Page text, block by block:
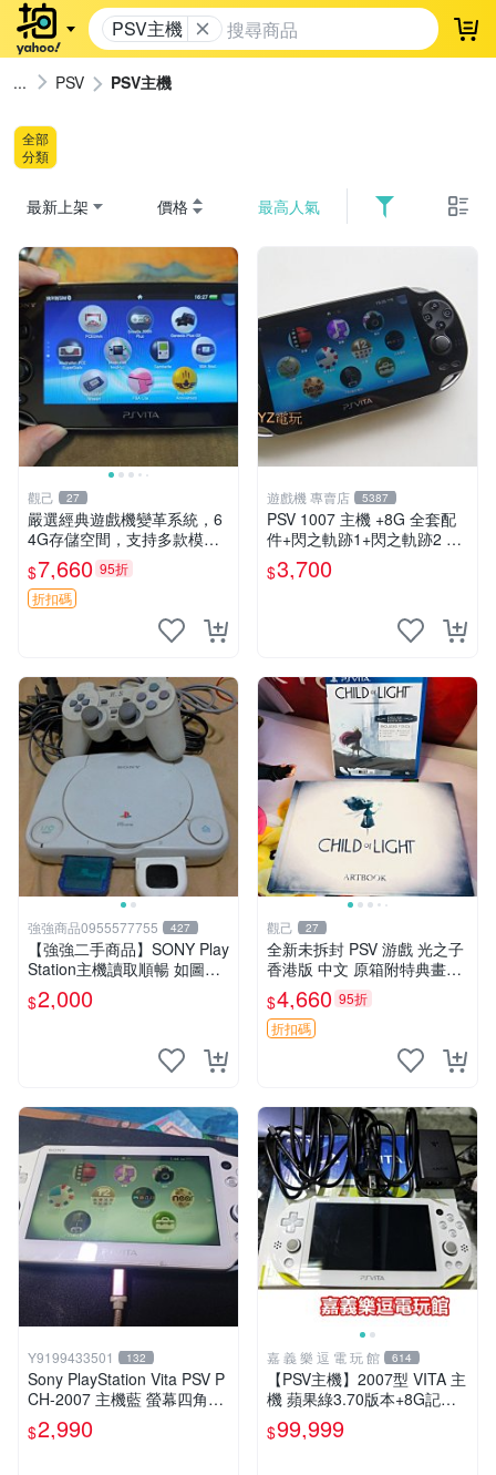
PSV主機 登
PSV PSV主機
全部
分類
最新上架 價格 最高人氣
觀己 27
嚴選經典遊戲機變革系統，6
4G存儲空間，支持多款模擬
器享受懷舊樂趣 黑店版 PSV
游戲 模擬器
$7,660 95折
折扣碼
遊戲機 專賣店 5387
PSV 1007 主機 +8G 全套配
件+閃之軌跡1+閃之軌跡2 保
修一年 品質有保障
$3,700
強強商品0955577755 427
【強強二手商品】SONY Play
Station主機讀取順暢 如圖全
部 ! 外觀完整乾淨
$2,000
觀己 27
全新未拆封 PSV 游戲 光之子
香港版 中文 原箱附特典畫冊
輝耀上市嚴選商品 光之子 港
版 PSV 特典畫冊
$4,660 95折
折扣碼
Y9199433501 132
Sony PlayStation Vita PSV P
CH-2007 主機藍 螢幕四角略
暗 可安裝遊戲 系統3.74書
$2,990
嘉 義 樂 逗 電 玩 館 614
【PSV主機】2007型 VITA 主
機 蘋果綠3.70版本+8G記憶
卡+螢幕保護貼【9成新】✪中
古二手✪嘉義樂逗電玩館
$99,999